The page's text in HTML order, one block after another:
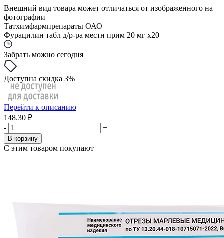
Внешний вид товара может отличаться от изображенного на
фотографии
Татхимфармпрепараты ОАО
Фурацилин табл д/р-ра местн прим 20 мг x20
Забрать можно сегодня
Доступна скидка 3%
Перейти к описанию
148.30 ₽
-
+
В корзину
С этим товаром покупают